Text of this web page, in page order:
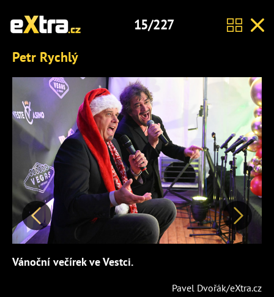
15/227
Petr Rychlý
Předchozí Další
Vánoční večírek ve Vestci.
Pavel Dvořák/eXtra.cz